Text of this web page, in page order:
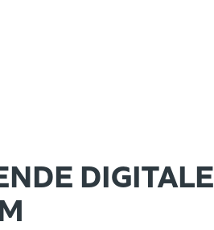
DIGITALE